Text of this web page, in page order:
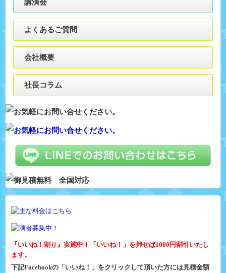
よくあるご質問
会社概要
社長コラム
『いいね！割り』実施中！「いいね！」を押せば1000円割引いたし
ます。
下記Facebookの「いいね！」をクリックして頂いた方には見積金額